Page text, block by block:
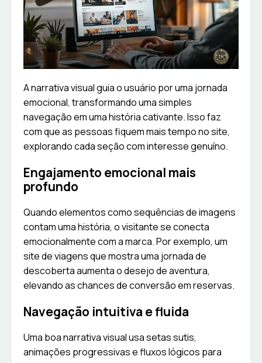
A narrativa visual guia o usuário por uma jornada
emocional, transformando uma simples
navegação em uma história cativante. Isso faz
com que as pessoas fiquem mais tempo no site,
explorando cada seção com interesse genuíno.
Engajamento emocional mais
profundo
Quando elementos como sequências de imagens
contam uma história, o visitante se conecta
emocionalmente com a marca. Por exemplo, um
site de viagens que mostra uma jornada de
descoberta aumenta o desejo de aventura,
elevando as chances de conversão em reservas.
Navegação intuitiva e fluida
Uma boa narrativa visual usa setas sutis,
animações progressivas e fluxos lógicos para